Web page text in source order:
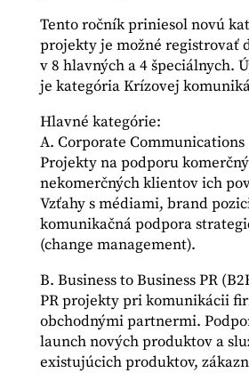
Tento ročník priniesol novú
projekty je možné registrovať
v 8 hlavných a 4 špeciálnych.
je kategória Krízovej
Hlavné kategórie:
A. Corporate Communications
Projekty na podporu
nekomerčných klientov ich
Vzťahy s médiami, brand
komunikačná podpora
(change management).
B. Business to Business PR
PR projekty pri komunikácii
obchodnými partnermi.
launch nových produktov a
existujúcich produktov,